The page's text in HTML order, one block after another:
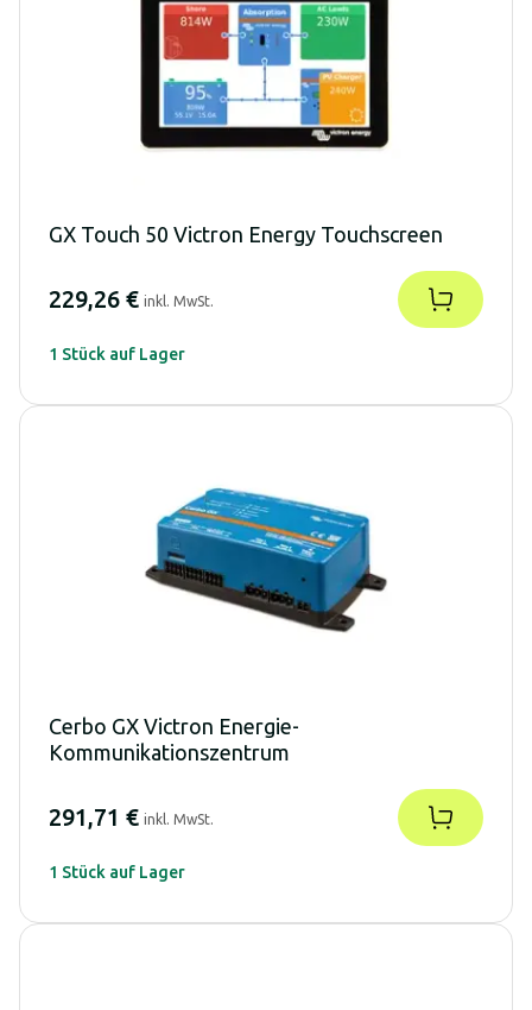
GX Touch 50 Victron Energy Touchscreen
229,26 € inkl. MwSt.
1 Stück auf Lager
Cerbo GX Victron Energie-
Kommunikationszentrum
291,71 € inkl. MwSt.
1 Stück auf Lager